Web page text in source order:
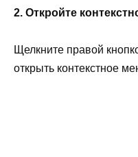
2. Откройте
Щелкните правой
открыть контекстное